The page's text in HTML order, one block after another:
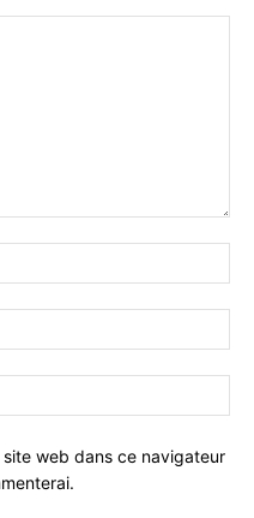
web dans ce navigateur